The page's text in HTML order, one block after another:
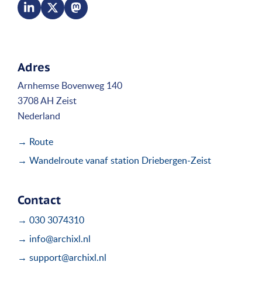
Adres
Arnhemse Bovenweg 140
3708 AH Zeist
Nederland
→ Route
→ Wandelroute vanaf station Driebergen-Zeist
Contact
→ 030 3074310
→ info@archixl.nl
→ support@archixl.nl